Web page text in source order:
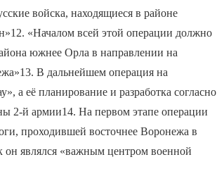
войска, находящиеся в районе
«Началом всей этой операции должно
южнее Орла в направлении на
В дальнейшем операция на
а её планирование и разработка согласно
2-й армии14. На первом этапе операции
проходившей восточнее Воронежа в
он являлся «важным центром военной